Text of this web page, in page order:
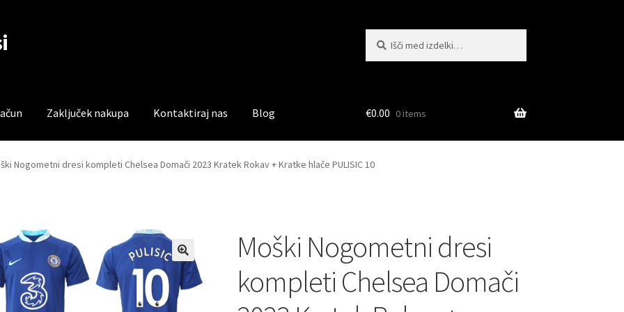
Zaključek nakupa Kontaktiraj nas Blog
Trgovina Zaključek nakupa
€0.00 0 items
Nogometni dresi kompleti Chelsea Domači 2023 Kratek Rokav + Kratke hlače PULISIC 10
Moški Nogometni dresi
kompleti Chelsea Domači